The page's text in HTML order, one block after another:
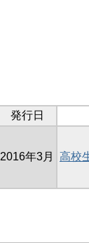
発行日
2016年3月 高校